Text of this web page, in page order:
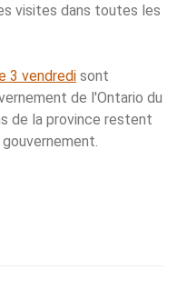
visites dans toutes les
3 vendredi sont
de l'Ontario du
de la province restent